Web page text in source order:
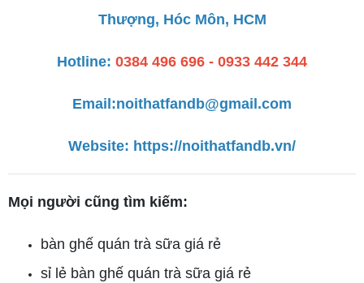
Thượng, Hóc Môn, HCM
Hotline: 0384 496 696 - 0933 442 344
Email:noithatfandb@gmail.com
Website: https://noithatfandb.vn/
Mọi người cũng tìm kiếm:
bàn ghế quán trà sữa giá rẻ
sỉ lẻ bàn ghế quán trà sữa giá rẻ